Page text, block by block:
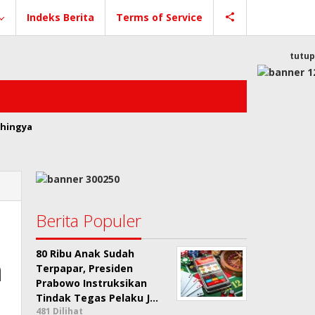
Indeks Berita Terms of Service
tutup
Berita Populer
80 Ribu Anak Sudah
Terpapar, Presiden
Prabowo Instruksikan
Tindak Tegas Pelaku J…
481 Dilihat